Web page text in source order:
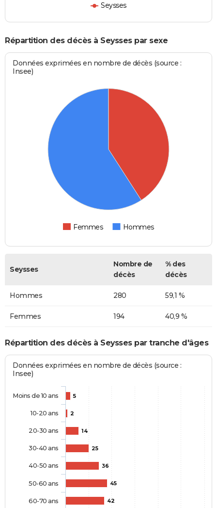
Seysses
Répartition des décès à Seysses par sexe
Données exprimées en nombre de décès (source :
Insee)
Femmes Hommes
Seysses
Nombre de
décès
% des
décès
Hommes 280 59,1 %
Femmes 194 40,9 %
Répartition des décès à Seysses par tranche d'âges
Données exprimées en nombre de décès (source :
Insee)
5
2
14
25
36
45
42
Moins de 10 ans
10-20 ans
20-30 ans
30-40 ans
40-50 ans
50-60 ans
60-70 ans